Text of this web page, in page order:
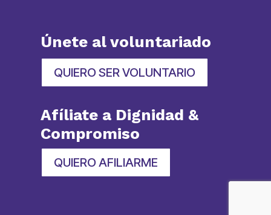
Únete al voluntariado
QUIERO SER VOLUNTARIO
Afíliate a Dignidad &
Compromiso
QUIERO AFILIARME